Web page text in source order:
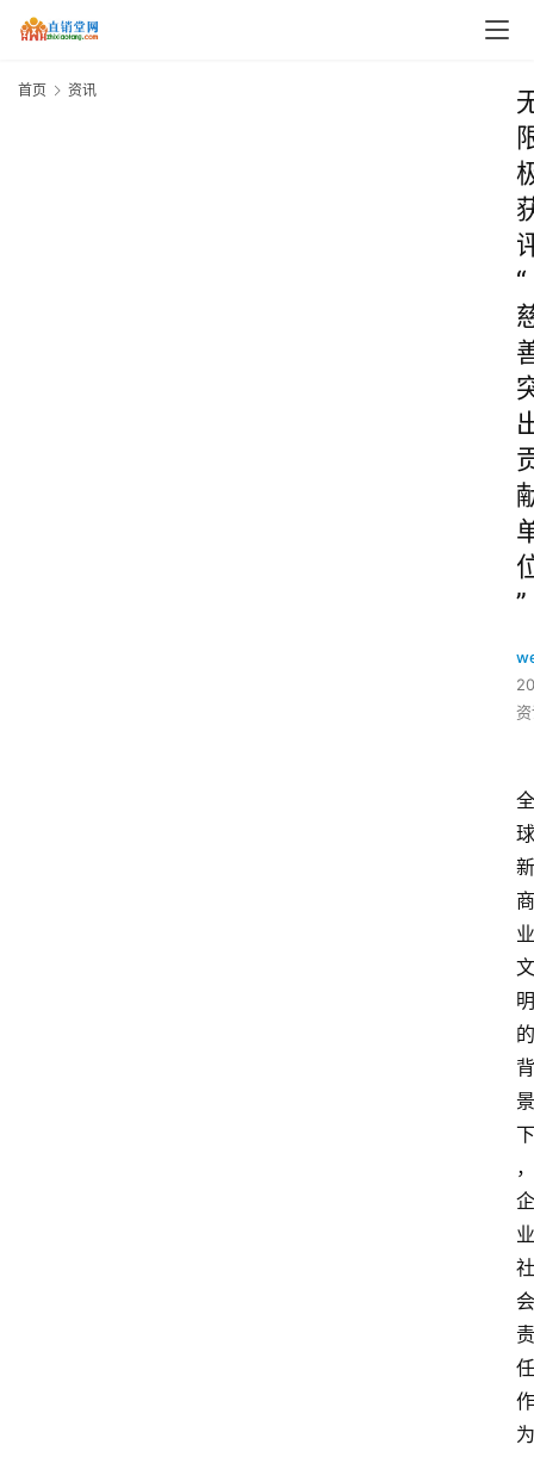
首页 资讯
“
”
全
球
新
商
业
文
明
的
背
景
下
，
企
业
社
会
责
任
作
为